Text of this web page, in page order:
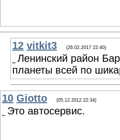
12 vitkit3 (26.02.2017 22:40)
Ленинский район
планеты всей по
10 Giotto (05.12.2012 22:34)
Это автосервис.